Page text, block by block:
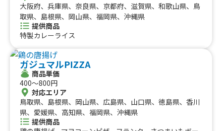
大阪府、兵庫県、奈良県、京都府、滋賀県、和歌山県、鳥
取県、島根県、岡山県、福岡県、沖縄県
提供商品
特製カレーライス
ガジュマルPIZZA
商品単価
400〜800円
対応エリア
鳥取県、島根県、岡山県、広島県、山口県、徳島県、香川
県、愛媛県、高知県、福岡県、沖縄県
提供商品